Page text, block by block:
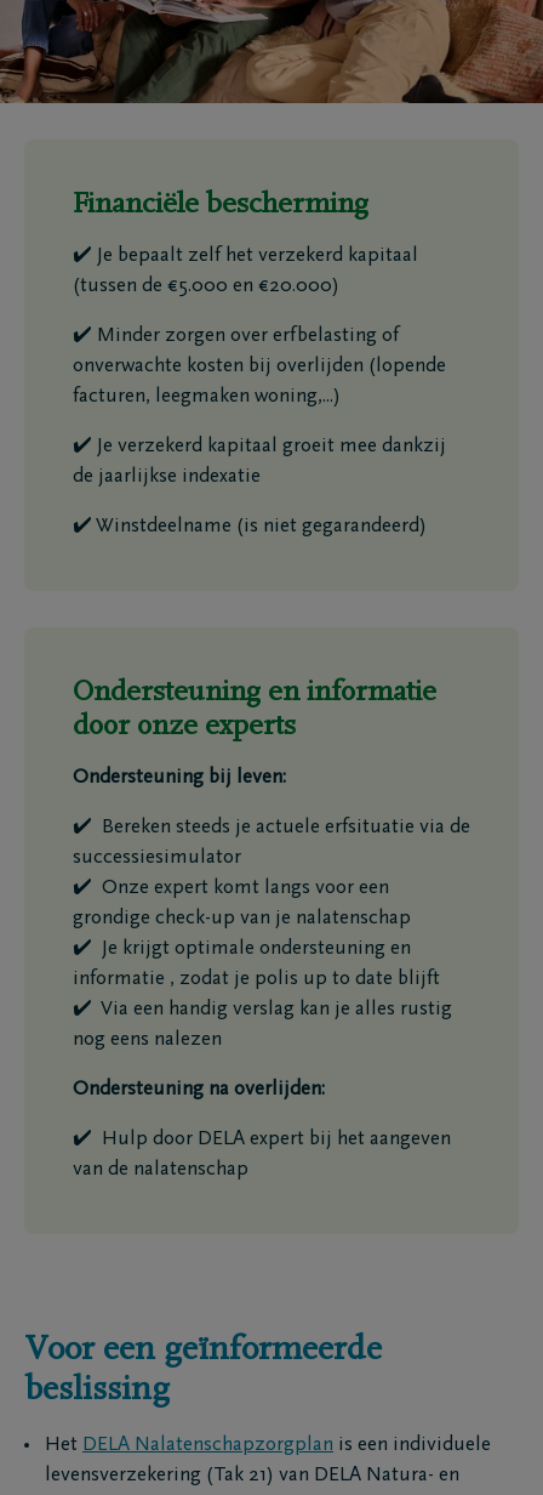
Financiële bescherming
✔️ Je bepaalt zelf het verzekerd kapitaal
(tussen de €5.000 en €20.000)
✔️ Minder zorgen over erfbelasting of
onverwachte kosten bij overlijden (lopende
facturen, leegmaken woning,...)
✔️ Je verzekerd kapitaal groeit mee dankzij
de jaarlijkse indexatie
✔️ Winstdeelname (is niet gegarandeerd)
Ondersteuning en informatie
door onze experts
Ondersteuning bij leven:
✔️ Bereken steeds je actuele erfsituatie via de
successiesimulator
✔️ Onze expert komt langs voor een
grondige check-up van je nalatenschap
✔️ Je krijgt optimale ondersteuning en
informatie , zodat je polis up to date blijft
✔️ Via een handig verslag kan je alles rustig
nog eens nalezen
Ondersteuning na overlijden:
✔️ Hulp door DELA expert bij het aangeven
van de nalatenschap
Voor een geïnformeerde
beslissing
Het DELA Nalatenschapzorgplan is een individuele
levensverzekering (Tak 21) van DELA Natura- en
kan intrekken,
privacyverklaring